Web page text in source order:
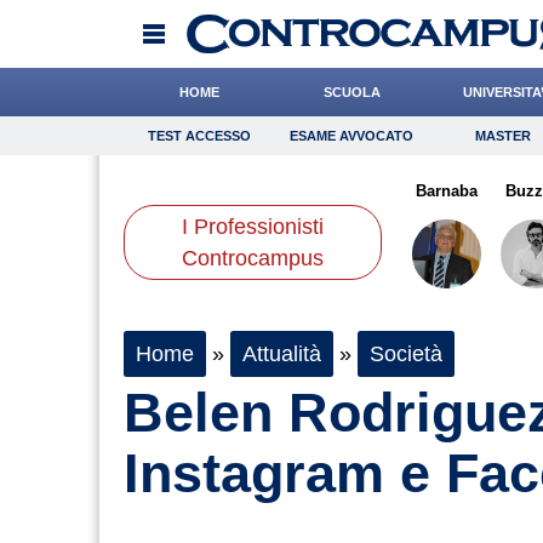
HOME SCUOLA UNIVERSITA’
TEST ACCESSO Esame Avvocato Master
Consigli
Scienze
TEST ACCESSO ESAME AVVOCATO MASTER
I Professionisti
Controcampus
Barnaba
Home » Attualità » Società
Belen
Instagram e